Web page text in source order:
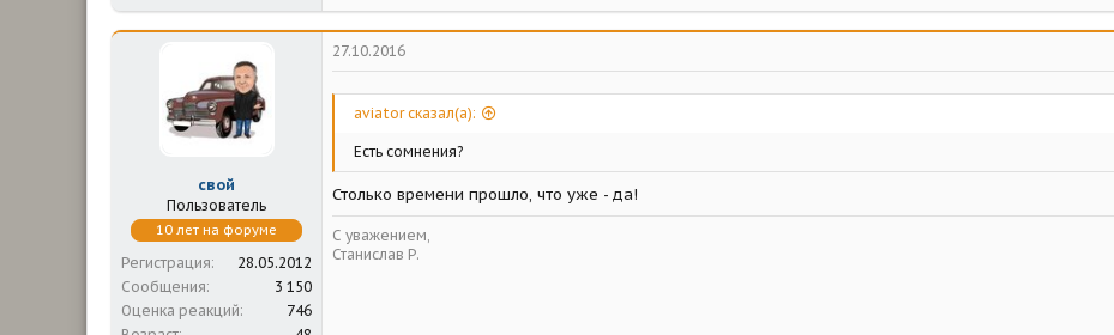
свой
Пользователь
10 лет на форуме
Регистрация
28.05.2012
Сообщения
3 150
Оценка реакций
746
27.10.2016
aviator сказал(а):
Есть сомнения?
Столько времени прошло, что уже - да!
С уважением,
Станислав Р.